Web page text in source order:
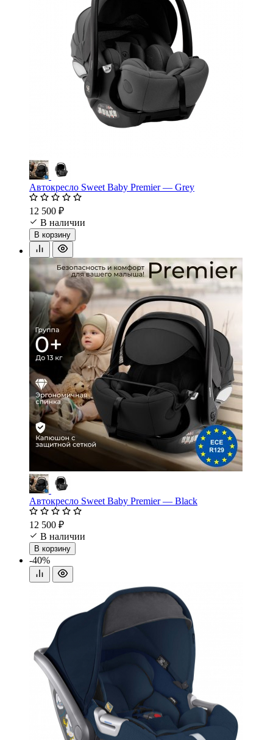
Автокресло Sweet Baby Premier — Grey
12 500 ₽
В наличии
В корзину
Автокресло Sweet Baby Premier — Black
12 500 ₽
В наличии
В корзину
-40%